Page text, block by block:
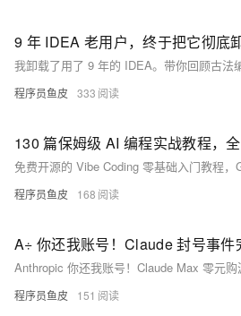
9 年 IDEA 老用户，终于把它彻底卸
程序员鱼皮 333
程序员鱼皮 168
A÷ 你还我账号！Claude 封号事件
程序员鱼皮 151